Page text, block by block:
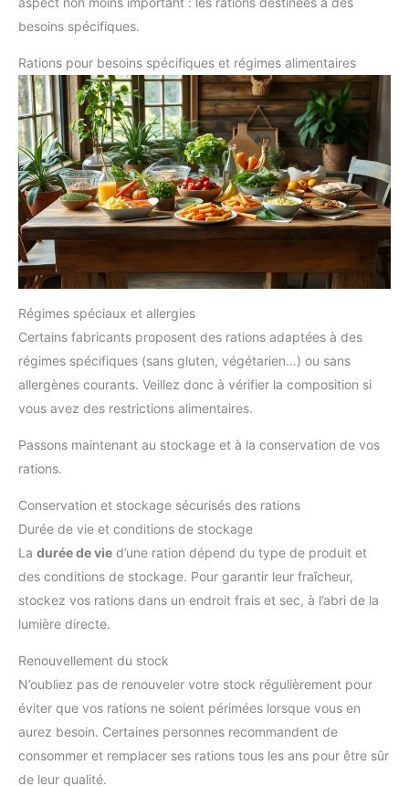
besoins spécifiques.
Rations pour besoins spécifiques et régimes alimentaires
Régimes spéciaux et allergies
Certains fabricants proposent des rations adaptées à des
régimes spécifiques (sans gluten, végétarien…) ou sans
allergènes courants. Veillez donc à vérifier la composition si
vous avez des restrictions alimentaires.
Passons maintenant au stockage et à la conservation de vos
rations.
Conservation et stockage sécurisés des rations
Durée de vie et conditions de stockage
La durée de vie d’une ration dépend du type de produit et
des conditions de stockage. Pour garantir leur fraîcheur,
stockez vos rations dans un endroit frais et sec, à l’abri de la
lumière directe.
Renouvellement du stock
N’oubliez pas de renouveler votre stock régulièrement pour
éviter que vos rations ne soient périmées lorsque vous en
aurez besoin. Certaines personnes recommandent de
consommer et remplacer ses rations tous les ans pour être sûr
de leur qualité.